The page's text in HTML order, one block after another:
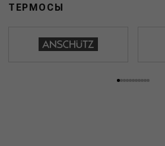
ТЕРМОСЫ